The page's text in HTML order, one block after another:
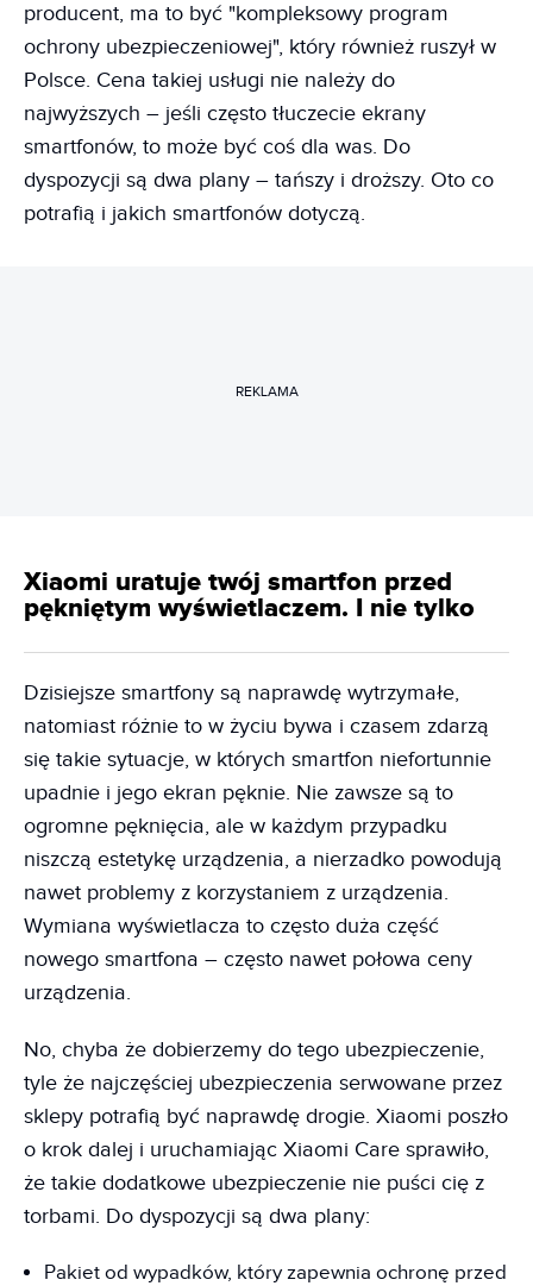
producent, ma to być "kompleksowy program
ochrony ubezpieczeniowej", który również ruszył w
Polsce. Cena takiej usługi nie należy do
najwyższych – jeśli często tłuczecie ekrany
smartfonów, to może być coś dla was. Do
dyspozycji są dwa plany – tańszy i droższy. Oto co
potrafią i jakich smartfonów dotyczą.
REKLAMA
Xiaomi uratuje twój smartfon przed
pękniętym wyświetlaczem. I nie tylko
Dzisiejsze smartfony są naprawdę wytrzymałe,
natomiast różnie to w życiu bywa i czasem zdarzą
się takie sytuacje, w których smartfon niefortunnie
upadnie i jego ekran pęknie. Nie zawsze są to
ogromne pęknięcia, ale w każdym przypadku
niszczą estetykę urządzenia, a nierzadko powodują
nawet problemy z korzystaniem z urządzenia.
Wymiana wyświetlacza to często duża część
nowego smartfona – często nawet połowa ceny
urządzenia.
No, chyba że dobierzemy do tego ubezpieczenie,
tyle że najczęściej ubezpieczenia serwowane przez
sklepy potrafią być naprawdę drogie. Xiaomi poszło
o krok dalej i uruchamiając Xiaomi Care sprawiło,
że takie dodatkowe ubezpieczenie nie puści cię z
torbami. Do dyspozycji są dwa plany:
Pakiet od wypadków, który zapewnia ochronę przed